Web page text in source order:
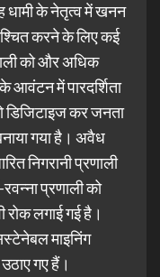
धामी के नेतृत्व में खनन
करने के लिए कई
को और अधिक
में पारदर्शिता
कर जनता
गया है। अवैध
निगरानी प्रणाली
प्रणाली को
रोक लगाई गई है।
माइनिंग
गए हैं।